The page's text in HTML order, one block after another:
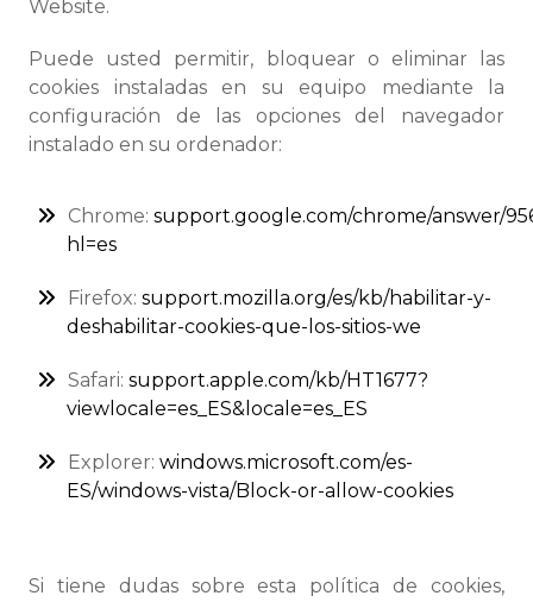
Website.
Puede usted permitir, bloquear o eliminar las
cookies instaladas en su equipo mediante la
configuración de las opciones del navegador
instalado en su ordenador:
Chrome: support.google.com/chrome/answer/
hl=es
Firefox: support.mozilla.org/es/kb/habilitar-y-
deshabilitar-cookies-que-los-sitios-we
Safari: support.apple.com/kb/HT1677?
viewlocale=es_ES&locale=es_ES
Explorer: windows.microsoft.com/es-
ES/windows-vista/Block-or-allow-cookies
Si tiene dudas sobre esta política de cookies,